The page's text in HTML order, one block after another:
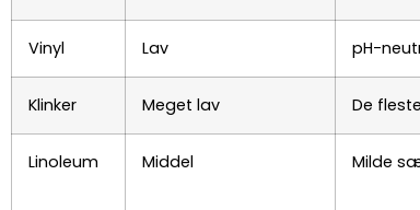
Vinyl Lav pH-
Klinker Meget lav De
Linoleum Middel Milde